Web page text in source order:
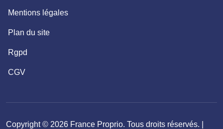
Mentions légales
Plan du site
Rgpd
CGV
Copyright © 2026 France Proprio. Tous droits réservés. |